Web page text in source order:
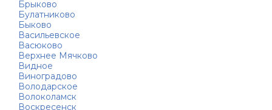
Брыково
Булатниково
Быково
Васильевское
Васюково
Верхнее Мячково
Видное
Виноградово
Володарское
Волоколамск
Воскресенск